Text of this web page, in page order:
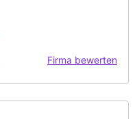
Firma bewerten